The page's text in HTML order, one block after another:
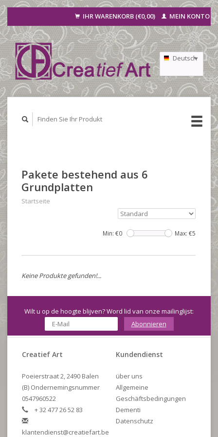
IHR WARENKORB (€0,00) MEIN KONTO
Deutsch
Nederlands
Pakete bestehend aus 6
Grundplatten
Startseite
Min: €0 Max: €5
Keine Produkte gefunden!...
Wilt u op de hoogte blijven? Word lid van onze mailinglijst:
Abonnieren
Creatief Art
Poeierstraat 2, 2490 Balen
(B) Ondernemingsnummer
0547960522
+ 32 477 26 52 83
klantendienst@creatiefart.be
Kundendienst
über uns
Allgemeine
Geschäftsbedingungen
Dementi
Datenschutz